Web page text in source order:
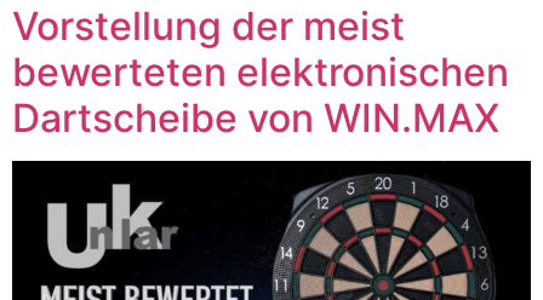
Vorstellung der meist
bewerteten elektronischen
Dartscheibe von WIN.MAX